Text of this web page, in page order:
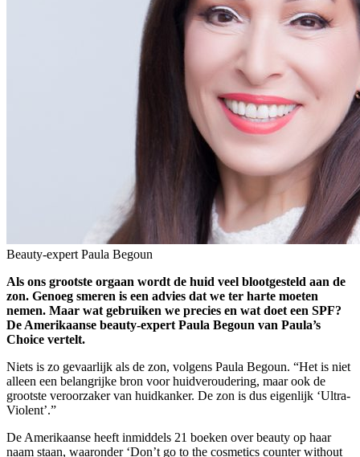
Beauty-expert Paula Begoun
Als ons grootste orgaan wordt de huid veel blootgesteld aan de
zon. Genoeg smeren is een advies dat we ter harte moeten
nemen. Maar wat gebruiken we precies en wat doet een SPF?
De Amerikaanse beauty-expert Paula Begoun van Paula’s
Choice vertelt.
Niets is zo gevaarlijk als de zon, volgens Paula Begoun. “Het is niet
alleen een belangrijke bron voor huidveroudering, maar ook de
grootste veroorzaker van huidkanker. De zon is dus eigenlijk ‘Ultra-
Violent’.”
De Amerikaanse heeft inmiddels 21 boeken over beauty op haar
naam staan, waaronder ‘Don’t go to the cosmetics counter without